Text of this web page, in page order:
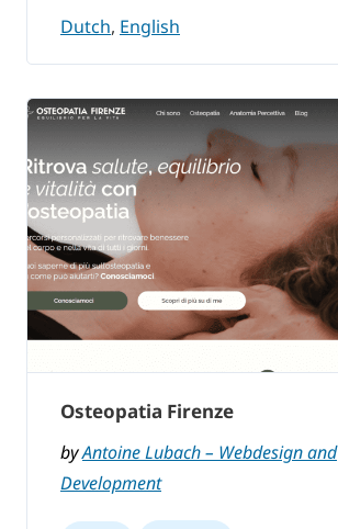
Dutch, English
Osteopatia Firenze
byAntoine Lubach – Webdesign and
Development